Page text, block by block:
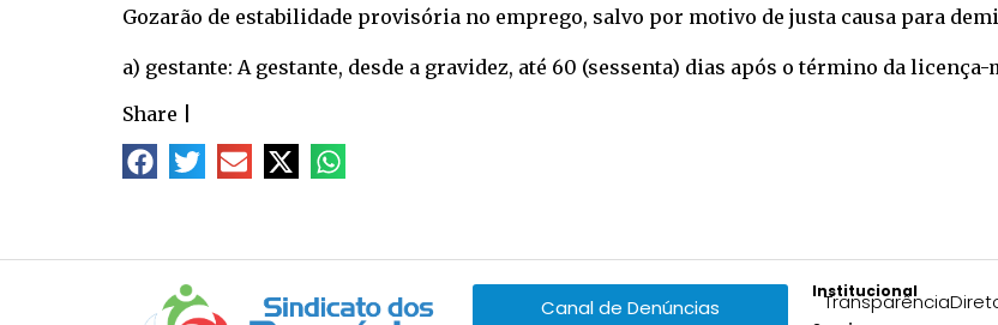
Gozarão de estabilidade provisória no emprego, salvo por motivo de justa causa para
a) gestante: A gestante, desde a gravidez, até 60 (sessenta) dias após o término da
Share
Canal de Denúncias
Institucional
Transparência